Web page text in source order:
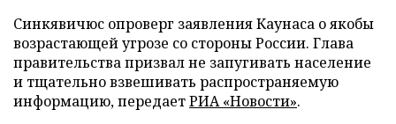
Синкявичюс опроверг заявления Каунаса о якобы
возрастающей угрозе со стороны России. Глава
правительства призвал не запугивать население
и тщательно взвешивать распространяемую
информацию, передаетРИА «Новости».